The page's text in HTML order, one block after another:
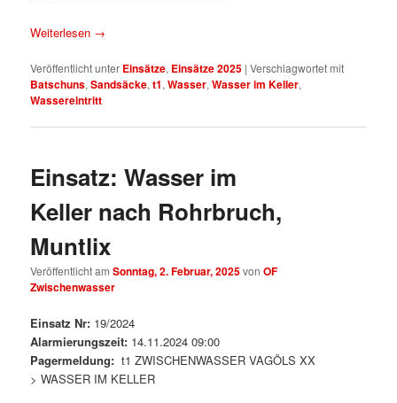
Weiterlesen →
Veröffentlicht unter Einsätze, Einsätze 2025 |Verschlagwortet mit
Batschuns,Sandsäcke,t1,Wasser,Wasser im Keller,
Wassereintritt
Einsatz: Wasser im
Keller nach Rohrbruch,
Muntlix
Veröffentlicht amSonntag, 2. Februar, 2025vonOF
Zwischenwasser
Einsatz Nr: 19/2024
Alarmierungszeit: 14.11.2024 09:00
Pagermeldung: t1 ZWISCHENWASSER VAGÖLS XX
> WASSER IM KELLER